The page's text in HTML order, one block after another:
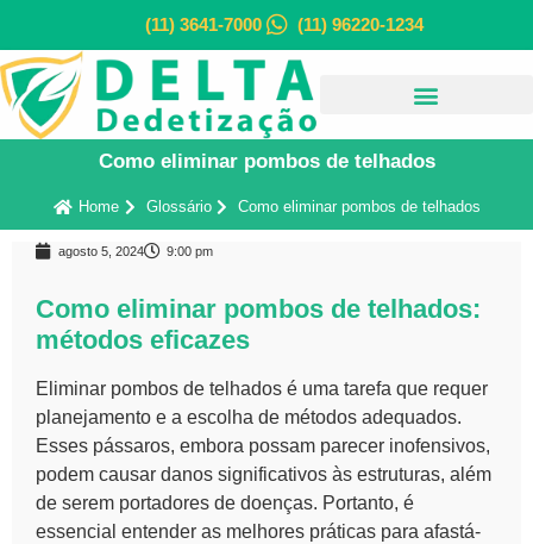
(11) 3641-7000 (11) 96220-1234
Como eliminar pombos de telhados
Home Glossário Como eliminar pombos de telhados
agosto 5, 2024 9:00 pm
Como eliminar pombos de telhados:
métodos eficazes
Eliminar pombos de telhados é uma tarefa que requer
planejamento e a escolha de métodos adequados.
Esses pássaros, embora possam parecer inofensivos,
podem causar danos significativos às estruturas, além
de serem portadores de doenças. Portanto, é
essencial entender as melhores práticas para afastá-